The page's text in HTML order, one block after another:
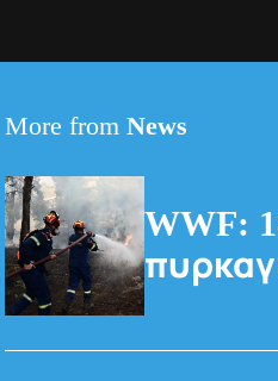
More fromNews
WWF: